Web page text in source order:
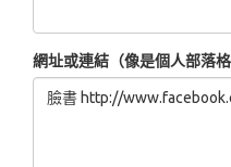
網址或連結（像是個人部落